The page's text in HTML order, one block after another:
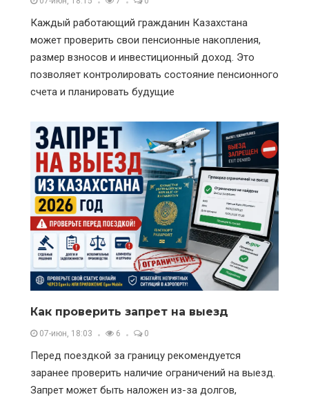
Каждый работающий гражданин Казахстана
может проверить свои пенсионные накопления,
размер взносов и инвестиционный доход. Это
позволяет контролировать состояние пенсионного
счета и планировать будущие
Как проверить запрет на выезд
07-июн, 18:03 6 0
Перед поездкой за границу рекомендуется
заранее проверить наличие ограничений на выезд.
Запрет может быть наложен из-за долгов,